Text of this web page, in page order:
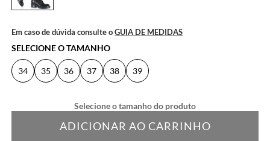
SELECIONE O TAMANHO
Em caso de dúvida consulte oGUIA DE MEDIDAS
34 35 36 37 38 39
ADICIONAR AO CARRINHO